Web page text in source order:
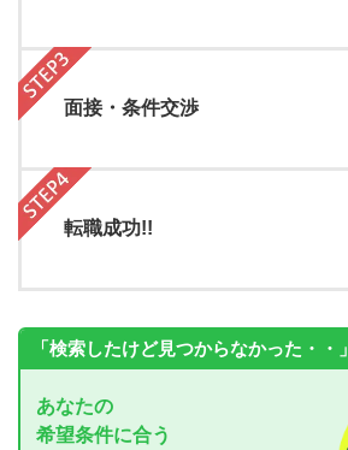
面接・条件交渉
転職成功!!
「検索したけど見つからなかった・・」
あなたの
希望条件に合う